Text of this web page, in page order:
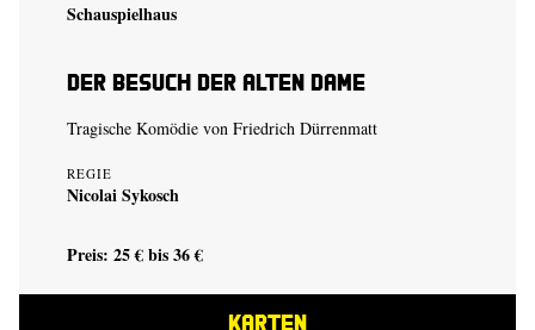
Schauspielhaus
Der Besuch der alten Dame
Tragische Komödie von Friedrich Dürrenmatt
REGIE
Nicolai Sykosch
Preis: 25 € bis 36 €
KARTEN